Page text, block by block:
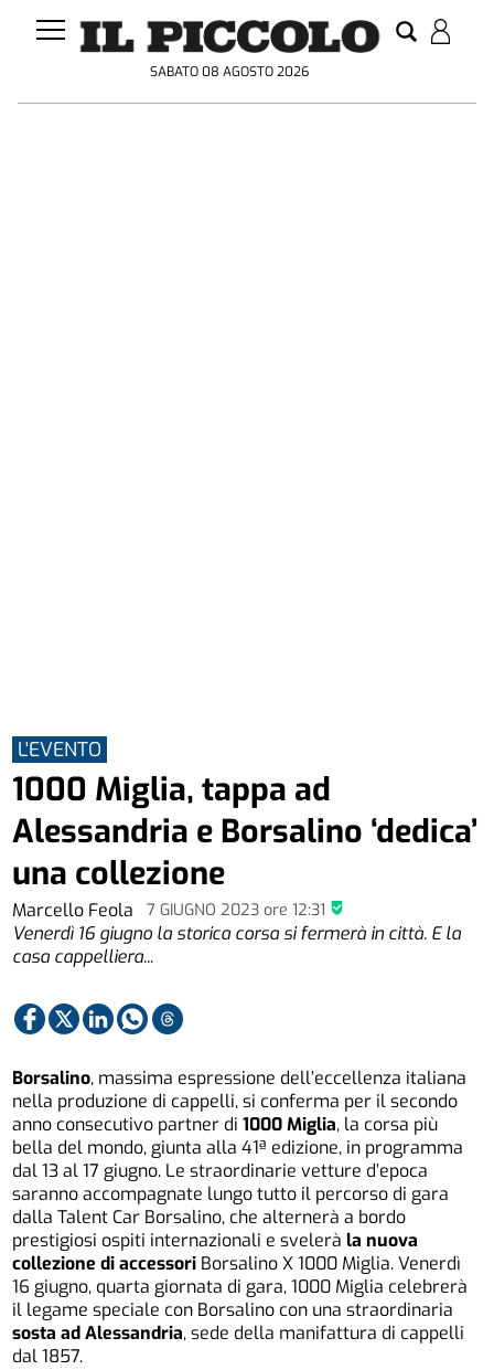
SABATO 08 AGOSTO 2026
Marcello Feola 7 GIUGNO 2023ore 12:31
L'EVENTO
1000 Miglia, tappa ad
Alessandria e Borsalino ‘dedica’
una collezione
Venerdì 16 giugno la storica corsa si fermerà in città. E la
casa cappelliera...
Borsalino, massima espressione dell’eccellenza italiana
nella produzione di cappelli, si conferma per il secondo
anno consecutivo partner di1000 Miglia, la corsa più
bella del mondo, giunta alla 41ª edizione, in programma
dal 13 al 17 giugno. Le straordinarie vetture d’epoca
saranno accompagnate lungo tutto il percorso di gara
dalla Talent Car Borsalino, che alternerà a bordo
prestigiosi ospiti internazionali e sveleràla nuova
collezione di accessori Borsalino X 1000 Miglia. Venerdì
16 giugno, quarta giornata di gara, 1000 Miglia celebrerà
il legame speciale con Borsalino con una straordinaria
sosta ad Alessandria, sede della manifattura di cappelli
dal 1857.